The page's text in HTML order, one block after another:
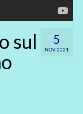
5
NOV 2021
sul